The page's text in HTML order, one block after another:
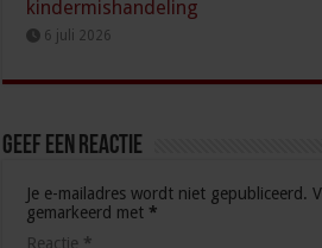
kindermishandeling
6 juli 2026
Geef een reactie
Je e-mailadres wordt niet gepubliceerd.
gemarkeerd met *
Reactie *